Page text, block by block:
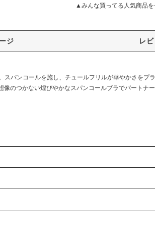
▲みんな買ってる人気商品
ジ レ
パンコールを施し、チュールフリルが華やかさをプ
のつかない煌びやかなスパンコールブラでパートナ